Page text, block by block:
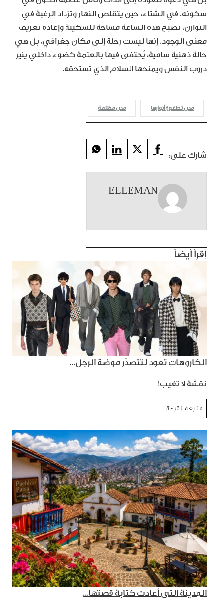
سكونه. في الشتاء، حين يتقلص النهار وتزداد الرغبة في
التوازن، تصبح هذه الساعة مساحة للسكينة وإعادة تعريف
معنى الوجود. إنها ليست رحلة إلى مكان جغرافي، بل هي
حالة ذهنية سامية، يُحتفى فيها بالعتمة كضوء داخلي ينير
دروب النفس ويمنحها السلام الذي تستحقه.
مدن تطفئ أنوارها مدن مظلمة
شارك على:
ELLEMAN
إقرأ أيضاً
الكاروهات تعود لتتصدّر موضة الرجل...
نقشة لا تغيب!
متابعة القراءة
المدينة التي أعادت كتابة قصتها...